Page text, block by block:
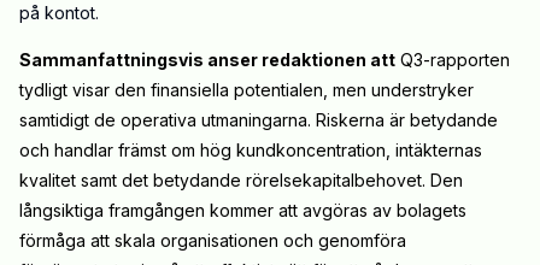
på kontot.
Sammanfattningsvis anser redaktionen att Q3-rapporten
tydligt visar den finansiella potentialen, men understryker
samtidigt de operativa utmaningarna. Riskerna är betydande
och handlar främst om hög kundkoncentration, intäkternas
kvalitet samt det betydande rörelsekapitalbehovet. Den
långsiktiga framgången kommer att avgöras av bolagets
förmåga att skala organisationen och genomföra